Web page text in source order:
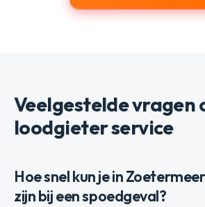
Veelgestelde vragen
loodgieter service
Hoe snel kun je in
zijn bij een spoedgeval?